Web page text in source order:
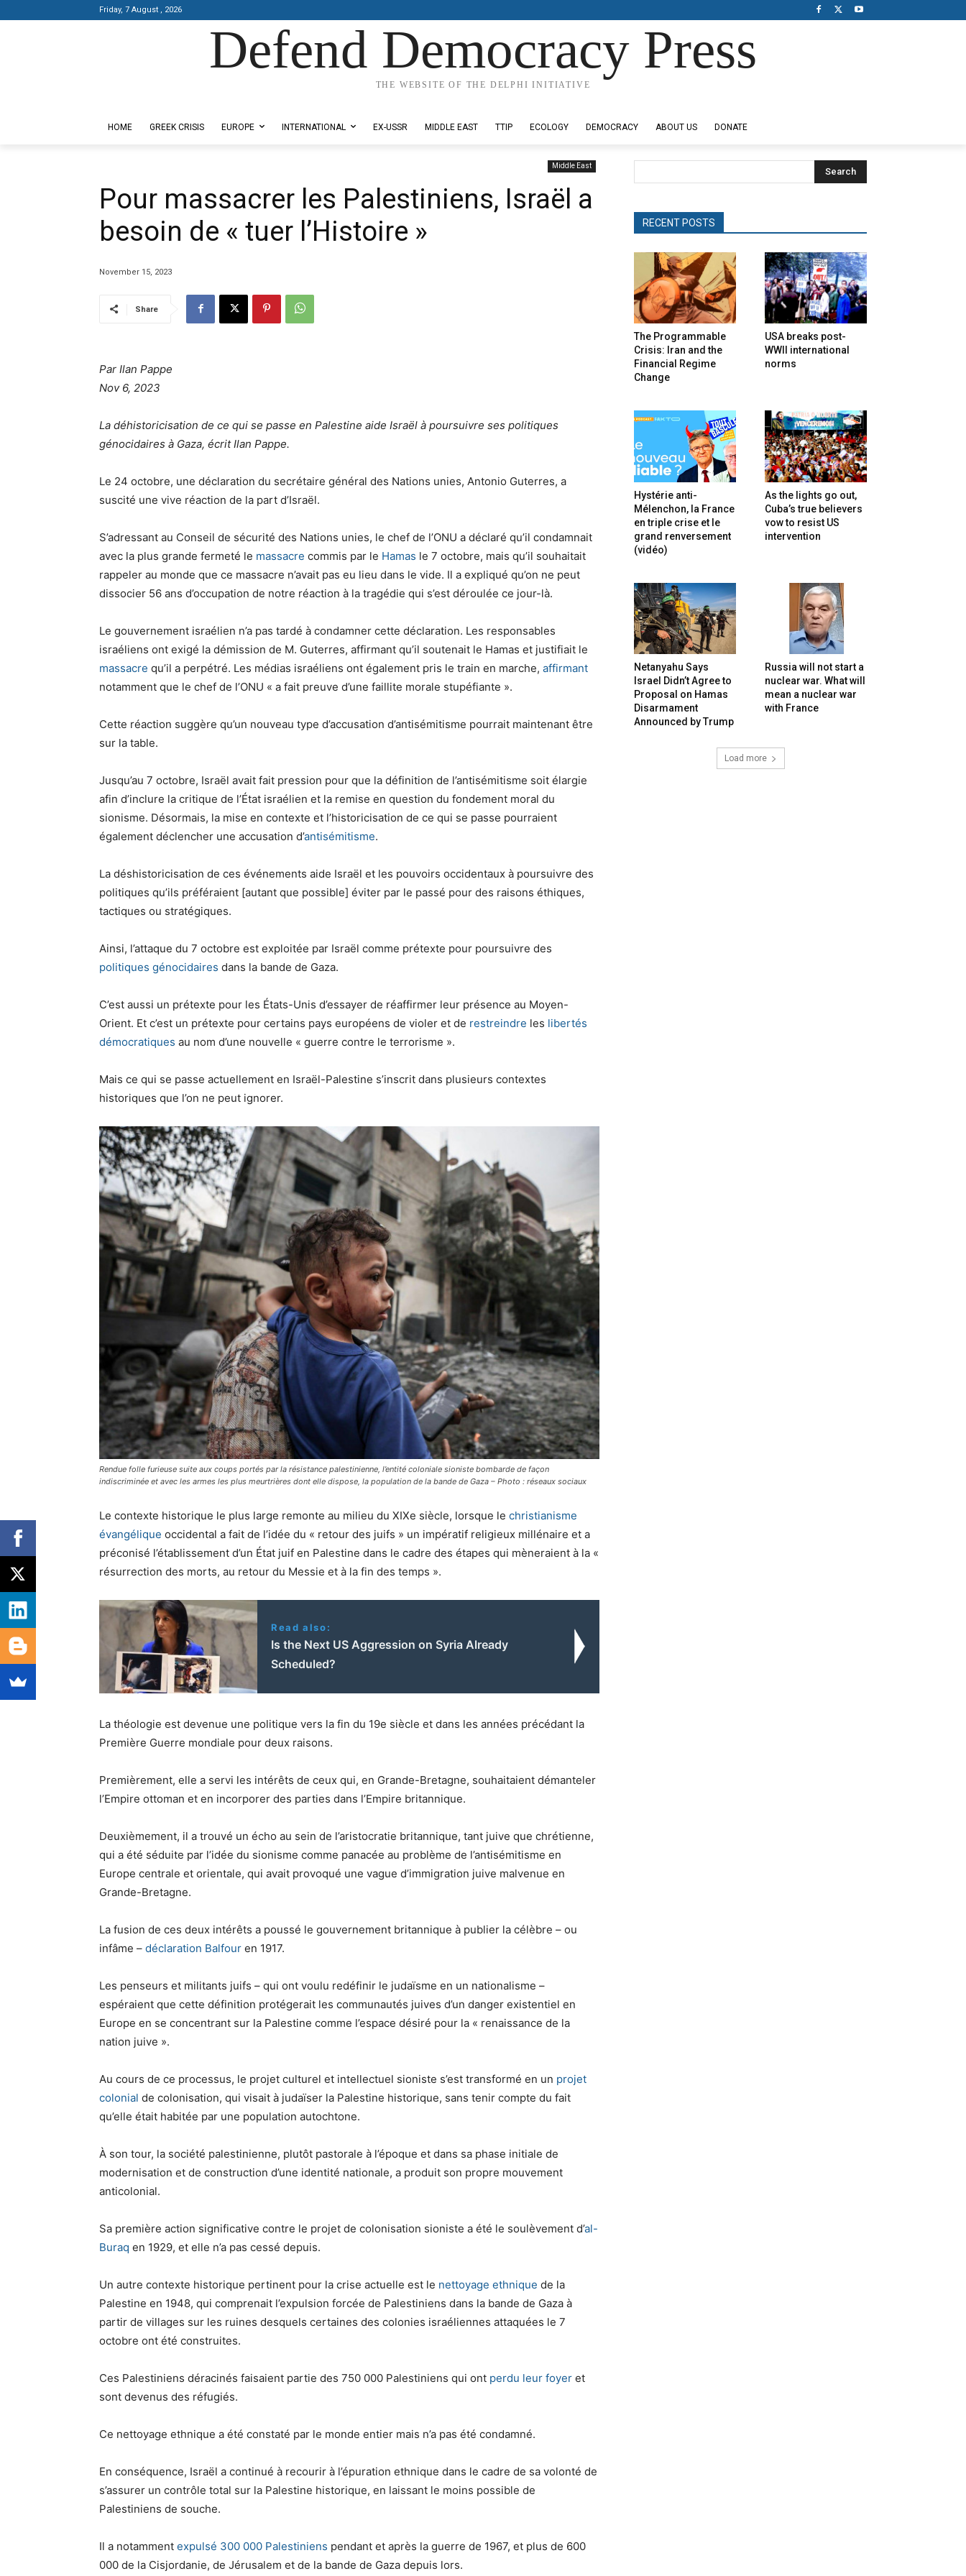
Friday, 7 August , 2026
Defend Democracy Press
THE WEBSITE OF THE DELPHI INITIATIVE
HOME GREEK CRISIS EUROPE INTERNATIONAL EX-USSR MIDDLE EAST TTIP ECOLOGY DEMOCRACY ABOUT US DONATE
Middle East
Pour massacrer les Palestiniens, Israël a
besoin de « tuer l’Histoire »
November 15, 2023
Share
Par Ilan Pappe
Nov 6, 2023
La déhistoricisation de ce qui se passe en Palestine aide Israël à poursuivre ses politiques
génocidaires à Gaza, écrit Ilan Pappe.
Le 24 octobre, une déclaration du secrétaire général des Nations unies, Antonio Guterres, a
suscité une vive réaction de la part d’Israël.
S’adressant au Conseil de sécurité des Nations unies, le chef de l’ONU a déclaré qu’il condamnait
avec la plus grande fermeté le massacre commis par le Hamas le 7 octobre, mais qu’il souhaitait
rappeler au monde que ce massacre n’avait pas eu lieu dans le vide. Il a expliqué qu’on ne peut
dissocier 56 ans d’occupation de notre réaction à la tragédie qui s’est déroulée ce jour-là.
Le gouvernement israélien n’a pas tardé à condamner cette déclaration. Les responsables
israéliens ont exigé la démission de M. Guterres, affirmant qu’il soutenait le Hamas et justifiait le
massacre qu’il a perpétré. Les médias israéliens ont également pris le train en marche, affirmant
notamment que le chef de l’ONU « a fait preuve d’une faillite morale stupéfiante ».
Cette réaction suggère qu’un nouveau type d’accusation d’antisémitisme pourrait maintenant être
sur la table.
Jusqu’au 7 octobre, Israël avait fait pression pour que la définition de l’antisémitisme soit élargie
afin d’inclure la critique de l’État israélien et la remise en question du fondement moral du
sionisme. Désormais, la mise en contexte et l’historicisation de ce qui se passe pourraient
également déclencher une accusation d’antisémitisme.
La déshistoricisation de ces événements aide Israël et les pouvoirs occidentaux à poursuivre des
politiques qu’ils préféraient [autant que possible] éviter par le passé pour des raisons éthiques,
tactiques ou stratégiques.
Ainsi, l’attaque du 7 octobre est exploitée par Israël comme prétexte pour poursuivre des
politiques génocidaires dans la bande de Gaza.
C’est aussi un prétexte pour les États-Unis d’essayer de réaffirmer leur présence au Moyen-
Orient. Et c’est un prétexte pour certains pays européens de violer et de restreindre les libertés
démocratiques au nom d’une nouvelle « guerre contre le terrorisme ».
Mais ce qui se passe actuellement en Israël-Palestine s’inscrit dans plusieurs contextes
historiques que l’on ne peut ignorer.
Rendue folle furieuse suite aux coups portés par la résistance palestinienne, l’entité coloniale sioniste bombarde de façon
indiscriminée et avec les armes les plus meurtrières dont elle dispose, la population de la bande de Gaza – Photo : réseaux sociaux
Le contexte historique le plus large remonte au milieu du XIXe siècle, lorsque le christianisme
évangélique occidental a fait de l’idée du « retour des juifs » un impératif religieux millénaire et a
préconisé l’établissement d’un État juif en Palestine dans le cadre des étapes qui mèneraient à la «
résurrection des morts, au retour du Messie et à la fin des temps ».
Read also:
Is the Next US Aggression on Syria Already
Scheduled?
La théologie est devenue une politique vers la fin du 19e siècle et dans les années précédant la
Première Guerre mondiale pour deux raisons.
Premièrement, elle a servi les intérêts de ceux qui, en Grande-Bretagne, souhaitaient démanteler
l’Empire ottoman et en incorporer des parties dans l’Empire britannique.
Deuxièmement, il a trouvé un écho au sein de l’aristocratie britannique, tant juive que chrétienne,
qui a été séduite par l’idée du sionisme comme panacée au problème de l’antisémitisme en
Europe centrale et orientale, qui avait provoqué une vague d’immigration juive malvenue en
Grande-Bretagne.
La fusion de ces deux intérêts a poussé le gouvernement britannique à publier la célèbre – ou
infâme – déclaration Balfour en 1917.
Les penseurs et militants juifs – qui ont voulu redéfinir le judaïsme en un nationalisme –
espéraient que cette définition protégerait les communautés juives d’un danger existentiel en
Europe en se concentrant sur la Palestine comme l’espace désiré pour la « renaissance de la
nation juive ».
Au cours de ce processus, le projet culturel et intellectuel sioniste s’est transformé en un projet
colonial de colonisation, qui visait à judaïser la Palestine historique, sans tenir compte du fait
qu’elle était habitée par une population autochtone.
À son tour, la société palestinienne, plutôt pastorale à l’époque et dans sa phase initiale de
modernisation et de construction d’une identité nationale, a produit son propre mouvement
anticolonial.
Sa première action significative contre le projet de colonisation sioniste a été le soulèvement d’al-
Buraq en 1929, et elle n’a pas cessé depuis.
Un autre contexte historique pertinent pour la crise actuelle est le nettoyage ethnique de la
Palestine en 1948, qui comprenait l’expulsion forcée de Palestiniens dans la bande de Gaza à
partir de villages sur les ruines desquels certaines des colonies israéliennes attaquées le 7
octobre ont été construites.
Ces Palestiniens déracinés faisaient partie des 750 000 Palestiniens qui ont perdu leur foyer et
sont devenus des réfugiés.
Ce nettoyage ethnique a été constaté par le monde entier mais n’a pas été condamné.
En conséquence, Israël a continué à recourir à l’épuration ethnique dans le cadre de sa volonté de
s’assurer un contrôle total sur la Palestine historique, en laissant le moins possible de
Palestiniens de souche.
Il a notamment expulsé 300 000 Palestiniens pendant et après la guerre de 1967, et plus de 600
000 de la Cisjordanie, de Jérusalem et de la bande de Gaza depuis lors.
Search
RECENT POSTS
The Programmable
Crisis: Iran and the
Financial Regime
Change
USA breaks post-
WWII international
norms
Hystérie anti-
Mélenchon, la France
en triple crise et le
grand renversement
(vidéo)
As the lights go out,
Cuba’s true believers
vow to resist US
intervention
Netanyahu Says
Israel Didn’t Agree to
Proposal on Hamas
Disarmament
Announced by Trump
Russia will not start a
nuclear war. What will
mean a nuclear war
with France
Load more